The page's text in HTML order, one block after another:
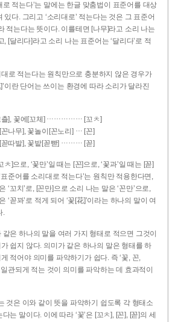
로 적는다’는 말에는 한글 맞춤법이 표준어를 대상
있다. 그리고 ‘소리대로’ 적는다는 것은 그 표준어
적는다는 뜻이다. 이를테면 [나무]라고 소리 나는
, [달리다]라고 소리 나는 표준어는 ‘달리다’로 적
로 적는다는 원칙만으로 충분하지 않은 경우가
이란 단어는 쓰이는 환경에 따라 소리가 달라진
], 꽃에[꼬체] …………… [꼬ㅊ]
나무], 꽃놀이[꼰노리] … [꼰]
따발], 꽃밭[꼳빧] ……… [꼳]
ㅊ]으로, ‘꽃만’일 때는 [꼰]으로, ‘꽃과’일 때는 [꼳]
준어를 소리대로 적는다’는 원칙만 적용한다면,
‘꼬치’로, [꼰만]으로 소리 나는 말은 ‘꼰만’으로,
‘꼳꽈’로 적게 되어 ‘꽃[花]’이라는 하나의 말이 여
.
은 하나의 말을 여러 가지 형태로 적으면 그것이
쉽지 않다. 의미가 같은 하나의 말은 형태를 하
적어야 의미를 파악하기가 쉽다. 즉 ‘꽃, 꼰,
일관되게 적는 것이 의미를 파악하는 데 효과적이
것은 이와 같이 뜻을 파악하기 쉽도록 각 형태소
는 말이다. 이에 따라 ‘꽃’은 [꼬ㅊ], [꼰], [꼳]의 세